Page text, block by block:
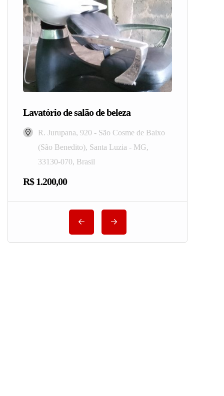
Lavatório de salão de beleza
R. Jurupana, 920 - São Cosme de Baixo
(São Benedito), Santa Luzia - MG,
33130-070, Brasil
R$ 1.200,00